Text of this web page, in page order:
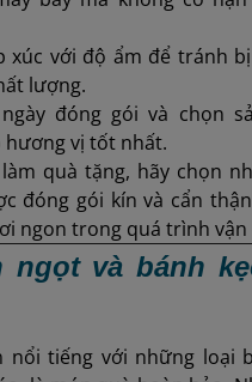
xúc với độ ẩm để tránh
lượng.
đóng gói và chọn
vị tốt nhất.
quà tặng, hãy chọn
đóng gói kín và cẩn
ngon trong quá trình vận
ngọt và bánh
nổi tiếng với những loại